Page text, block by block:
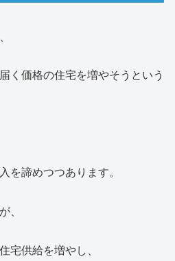
く価格の住宅を増やそうという
を諦めつつあります。
、
宅供給を増やし、